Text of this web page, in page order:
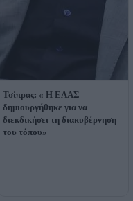
Τσίπρας: « Η ΕΛΑΣ
δημιουργήθηκε για να
διεκδικήσει τη διακυβέρνηση
του τόπου»